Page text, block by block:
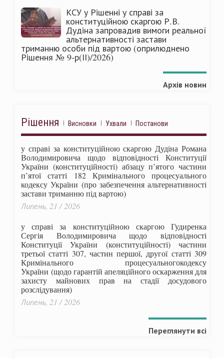
КСУ у Рішенні у справі за
конституційною скаргою Р.В.
Дудіна запровадив вимоги реальної
альтернативності застави
триманню особи під вартою (оприлюднено
Рішення № 9-р(ІІ)/2026)
Архів новин
Рішення Висновки Ухвали Постанови
у справі за конституційною скаргою Дудіна Романа
Володимировича щодо відповідності Конституції
України (конституційності) абзацу п’ятого частини
п’ятої статті 182 Кримінального процесуального
кодексу України (про забезпечення альтернативності
застави триманню під вартою)
Липень, 21 / 2026
у справі за конституційною скаргою Гудиренка
Сергія Володимировича щодо відповідності
Конституції України (конституційності) частини
третьої статті 307, частин першої, другої статті 309
Кримінального процесуальногокодексу
України (щодо гарантій апеляційного оскарження для
захисту майнових прав на стадії досудового
розслідування)
Липень, 21 / 2026
Переглянути всі